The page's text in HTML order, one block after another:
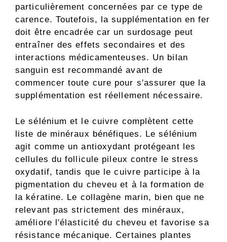
particulièrement concernées par ce type de
carence. Toutefois, la supplémentation en fer
doit être encadrée car un surdosage peut
entraîner des effets secondaires et des
interactions médicamenteuses. Un bilan
sanguin est recommandé avant de
commencer toute cure pour s'assurer que la
supplémentation est réellement nécessaire.
Le sélénium et le cuivre complètent cette
liste de minéraux bénéfiques. Le sélénium
agit comme un antioxydant protégeant les
cellules du follicule pileux contre le stress
oxydatif, tandis que le cuivre participe à la
pigmentation du cheveu et à la formation de
la kératine. Le collagène marin, bien que ne
relevant pas strictement des minéraux,
améliore l'élasticité du cheveu et favorise sa
résistance mécanique. Certaines plantes